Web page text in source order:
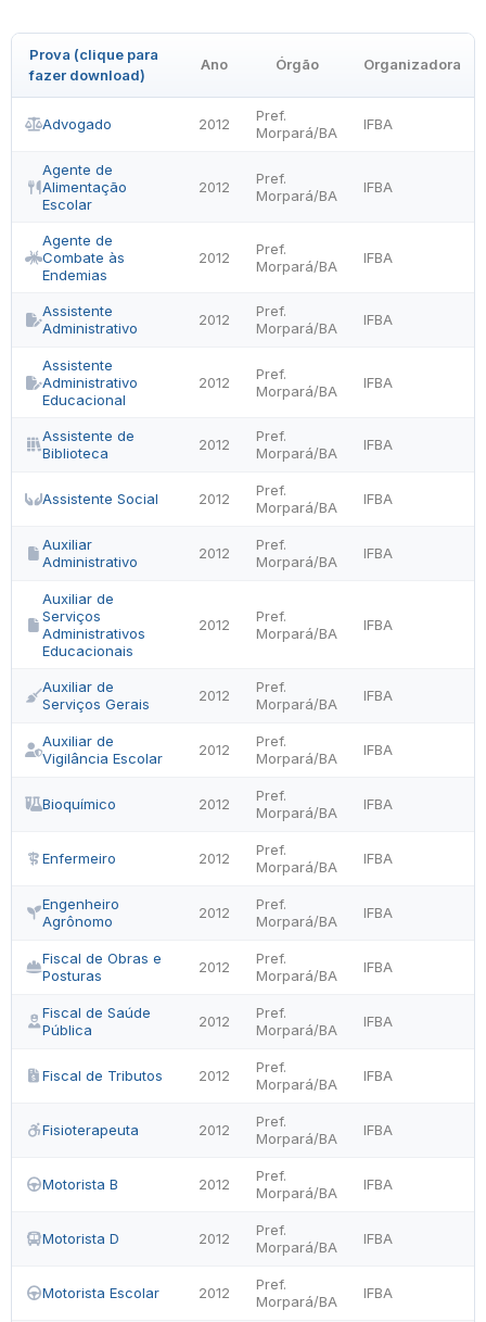
Prova (clique para
fazer download)
Ano Órgão Organizadora
Advogado 2012
Pref.
Morpará/BA
IFBA
Agente de
Alimentação
Escolar
2012
Pref.
Morpará/BA
IFBA
Agente de
Combate às
Endemias
2012
Pref.
Morpará/BA
IFBA
Assistente
Administrativo
2012
Pref.
Morpará/BA
IFBA
Assistente
Administrativo
Educacional
2012
Pref.
Morpará/BA
IFBA
Assistente de
Biblioteca
2012
Pref.
Morpará/BA
IFBA
Assistente Social 2012
Pref.
Morpará/BA
IFBA
Auxiliar
Administrativo
2012
Pref.
Morpará/BA
IFBA
Auxiliar de
Serviços
Administrativos
Educacionais
2012
Pref.
Morpará/BA
IFBA
Auxiliar de
Serviços Gerais
2012
Pref.
Morpará/BA
IFBA
Auxiliar de
Vigilância Escolar
2012
Pref.
Morpará/BA
IFBA
Bioquímico 2012
Pref.
Morpará/BA
IFBA
Enfermeiro 2012
Pref.
Morpará/BA
IFBA
Engenheiro
Agrônomo
2012
Pref.
Morpará/BA
IFBA
Fiscal de Obras e
Posturas
2012
Pref.
Morpará/BA
IFBA
Fiscal de Saúde
Pública
2012
Pref.
Morpará/BA
IFBA
Fiscal de Tributos 2012
Pref.
Morpará/BA
IFBA
Fisioterapeuta 2012
Pref.
Morpará/BA
IFBA
Motorista B 2012
Pref.
Morpará/BA
IFBA
Motorista D 2012
Pref.
Morpará/BA
IFBA
Motorista Escolar 2012
Pref.
Morpará/BA
IFBA